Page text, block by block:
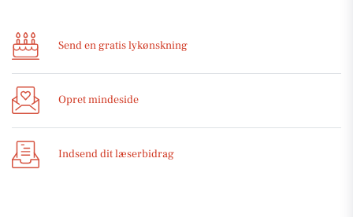
Send en gratis lykønskning
Opret mindeside
Indsend dit læserbidrag